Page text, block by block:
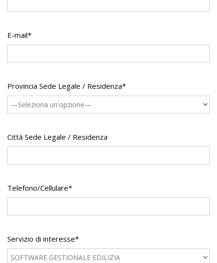
E-mail*
Provincia Sede Legale / Residenza*
Città Sede Legale / Residenza
Telefono/Cellulare*
Servizio di interesse*